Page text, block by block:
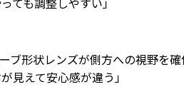
ても調整しやすい」
ブ形状レンズが側方への視野を
見えて安心感が違う」